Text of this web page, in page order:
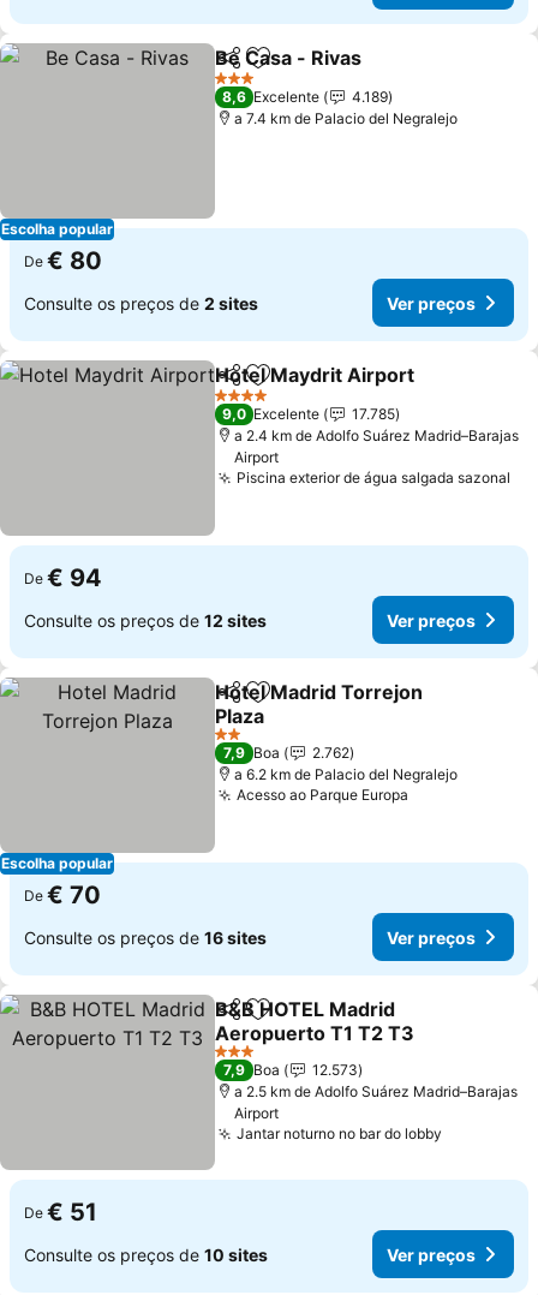
Escolha popular
PartilharAdicionar aos favoritos
Be Casa - Rivas
3 Estrelas
8,6 Excelente
4.189
a 7.4 km de Palacio del Negralejo
De € 80
Consulte os preços de 2 sites Ver preços
PartilharAdicionar aos favoritos
Hotel Maydrit Airport
4 Estrelas
9,0 Excelente
17.785
a 2.4 km de Adolfo Suárez Madrid–Barajas
Airport
Piscina exterior de água salgada sazonal
De € 94
Consulte os preços de 12 sites Ver preços
Escolha popular
PartilharAdicionar aos favoritos
Hotel Madrid Torrejon
Plaza
2 Estrelas
7,9 Boa
2.762
a 6.2 km de Palacio del Negralejo
Acesso ao Parque Europa
De € 70
Consulte os preços de 16 sites Ver preços
PartilharAdicionar aos favoritos
B&B HOTEL Madrid
Aeropuerto T1 T2 T3
3 Estrelas
7,9 Boa
12.573
a 2.5 km de Adolfo Suárez Madrid–Barajas
Airport
Jantar noturno no bar do lobby
De € 51
Consulte os preços de 10 sites Ver preços